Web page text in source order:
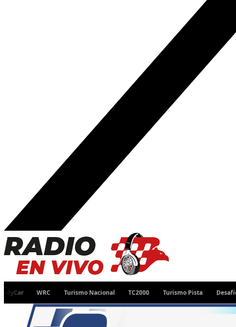
WRC Turismo Nacional TC2000 Turismo Pista Desafío Ruta 40